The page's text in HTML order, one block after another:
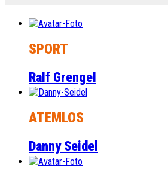
SPORT
Ralf Grengel
ATEMLOS
Danny Seidel